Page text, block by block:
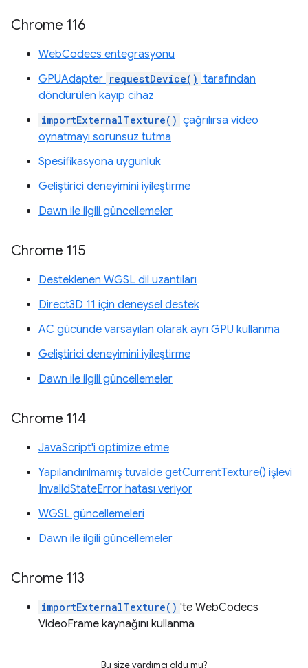
Chrome 116
WebCodecs entegrasyonu
GPUAdapter requestDevice() tarafından
döndürülen kayıp cihaz
importExternalTexture() çağrılırsa video
oynatmayı sorunsuz tutma
Spesifikasyona uygunluk
Geliştirici deneyimini iyileştirme
Dawn ile ilgili güncellemeler
Chrome 115
Desteklenen WGSL dil uzantıları
Direct3D 11 için deneysel destek
AC gücünde varsayılan olarak ayrı GPU kullanma
Geliştirici deneyimini iyileştirme
Dawn ile ilgili güncellemeler
Chrome 114
JavaScript'i optimize etme
Yapılandırılmamış tuvalde getCurrentTexture() işlevi
InvalidStateError hatası veriyor
WGSL güncellemeleri
Dawn ile ilgili güncellemeler
Chrome 113
importExternalTexture() 'te WebCodecs
VideoFrame kaynağını kullanma
Bu size yardımcı oldu mu?